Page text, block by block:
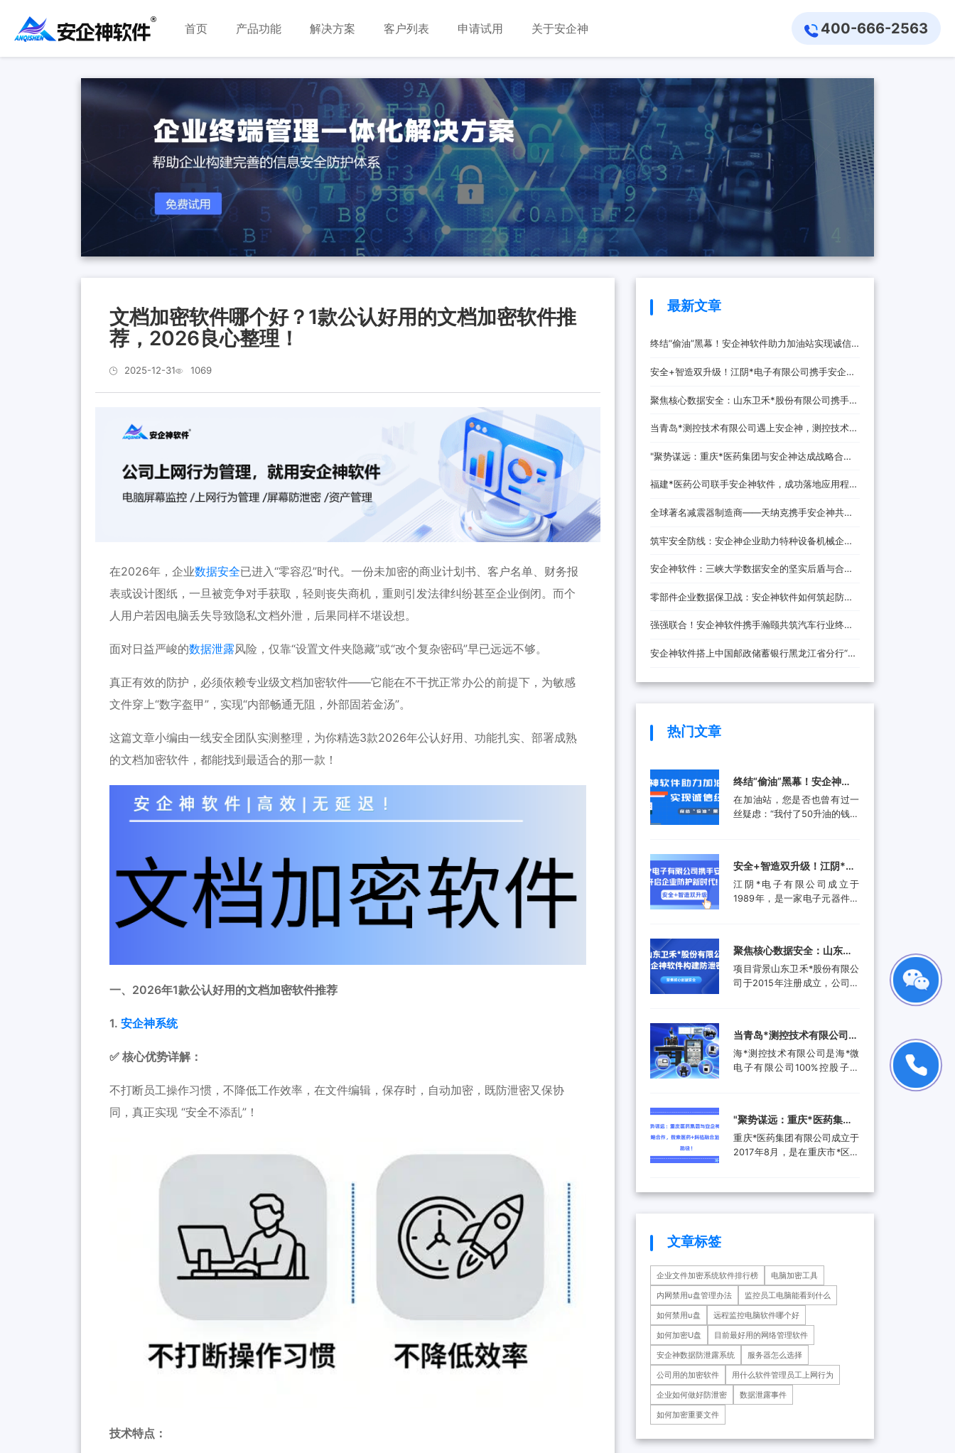
首页 产品功能 解决方案 客户列表 申请试用 关于安企神 400-666-2563
文档加密软件哪个好？1款公认好用的文档加密软件推
荐，2026良心整理！
2025-12-31 1069
在2026年，企业数据安全已进入“零容忍”时代。一份未加密的商业计划书、客户名单、财务报
表或设计图纸，一旦被竞争对手获取，轻则丧失商机，重则引发法律纠纷甚至企业倒闭。而个
人用户若因电脑丢失导致隐私文档外泄，后果同样不堪设想。
面对日益严峻的数据泄露风险，仅靠“设置文件夹隐藏”或“改个复杂密码”早已远远不够。
真正有效的防护，必须依赖专业级文档加密软件——它能在不干扰正常办公的前提下，为敏感
文件穿上“数字盔甲”，实现“内部畅通无阻，外部固若金汤”。
这篇文章小编由一线安全团队实测整理，为你精选3款2026年公认好用、功能扎实、部署成熟
的文档加密软件，都能找到最适合的那一款！
一、2026年1款公认好用的文档加密软件推荐
1.安企神系统
✅ 核心优势详解：
不打断员工操作习惯，不降低工作效率，在文件编辑，保存时，自动加密，既防泄密又保协
同，真正实现 “安全不添乱”！
技术特点：
最新文章
终结“偷油”黑幕！安企神软件助力加油站实现诚信
经营，挽回消费者信任
安全+智造双升级！江阴*电子有限公司携手安企神
开启企业防护新时代！
聚焦核心数据安全：山东卫禾*股份有限公司携手安
企神软件构建防泄密屏障！
当青岛*测控技术有限公司遇上安企神，测控技术数
据安全将迎来哪些新变化？
‌"聚势谋远：重庆*医药集团与安企神达成战略合
作，探索医药+科技融合发展新路径！
福建*医药公司联手安企神软件，成功落地应用程
序、网站黑名单设置与USB管控方案！
全球著名减震器制造商——天纳克携手安企神共筑
安全制造新防线
筑牢安全防线：安企神企业助力特种设备机械企业
数据防泄密解决方案
安企神软件：三峡大学数据安全的坚实后盾与合作
伙伴
零部件企业数据保卫战：安企神软件如何筑起防泄
密铜墙铁壁
强强联合！安企神软件携手瀚颐共筑汽车行业终端
安全防线
安企神软件搭上中国邮政储蓄银行黑龙江省分行“快
车”，将带来哪些改变？
热门文章
终结“偷油”黑幕！安企神软
件助力加油站实现诚信经
营，挽回消费者信任
在加油站，您是否也曾有过一
丝疑虑：“我付了50升油的钱，
件等高科技手段偷油偷税的行
为屡被曝光，不仅让消费者蒙
受经济损失，更严重侵蚀了行
工作人员就选择引入了安企...
安全+智造双升级！江阴*电
子有限公司携手安企神开启
企业防护新时代！
江阴*电子有限公司成立于
1989年，是一家电子元器件集
品。还进入了汽车电子行业、
航空航天行业、工业控制行
业、医疗器械行业和消费电子
增加，现已成功转型为一家提
供完整解...
聚焦核心数据安全：山东卫
禾*股份有限公司携手安企神
软件构建防泄密屏障！
项目背景山东卫禾*股份有限公
司于2015年注册成立，公司拥
备。运用UGNX7.5、
MASTA5.4等研发软件进行研
发，具有强大的技术研发能
设，打造创新型企业...
当青岛*测控技术有限公司遇
上安企神，测控技术数据安
全将迎来哪些新变化？
海*测控技术有限公司是海*微
电子有限公司100%控股子公
集成电路可靠性验证及测试分
析领域打造国内一流集成电路
检测、分析、设计开发及技术
和高端设备集成电路可靠性验
‌"聚势谋远：重庆*医药集团
与安企神达成战略合作，探
索医药+科技融合发展新路
重庆*医药集团有限公司成立于
2017年8月，是在重庆市*区医
业。是重庆*经济技术开发（集
下辖重庆*制药有限公司、*医
药科技重庆有限公司、重庆*肿
瘤医院等十余家子公司...
文章标签
企业文件加密系统软件排行榜
电脑加密工具
内网禁用u盘管理办法
监控员工电脑能看到什么
如何禁用u盘
远程监控电脑软件哪个好
如何加密U盘
目前最好用的网络管理软件
安企神数据防泄露系统
服务器怎么选择
公司用的加密软件
用什么软件管理员工上网行为
企业如何做好防泄密
数据泄露事件
如何加密重要文件